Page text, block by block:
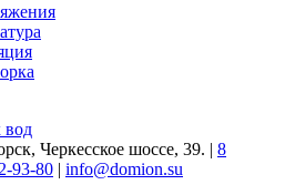
вод
Черкесское шоссе, 39. | 8
93-80 | info@domion.su